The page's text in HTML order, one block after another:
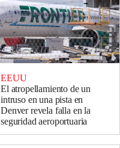
EEUU
El atropellamiento de un
intruso en una pista en
Denver revela falla en la
seguridad aeroportuaria